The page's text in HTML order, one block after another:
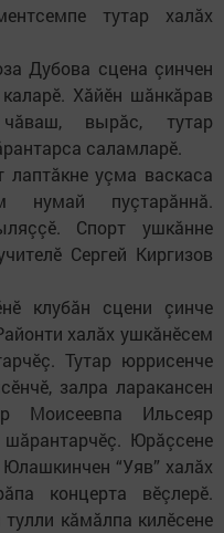
тутар халăх
Дубова сцена çинчен
Хăйӗн шăнкăрав
вырăс, тутар
саламларӗ.
уçма васкаса
пуçтарăннă.
Спорт ушкăнне
Сергей Киргизов
клубăн сцени çинче
халăх ушкăнӗсем
Тутар юррисенче
залра ларакансен
Моисеевпа Ильсеяр
Юрăçсене
“Уяв” халăх
концерта вӗçлерӗ.
кăмăлпа килӗсене